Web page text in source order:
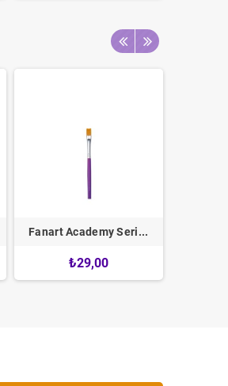
Fanart Academy Seri...
₺29,00